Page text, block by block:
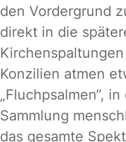
den Vordergrund
direkt in die
Konzilien atmen
„Fluchpsalmen“,
Sammlung
das gesamte